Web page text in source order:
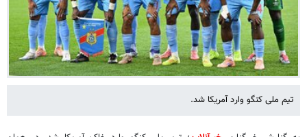
تیم ملی کنگو وارد آمریکا شد.